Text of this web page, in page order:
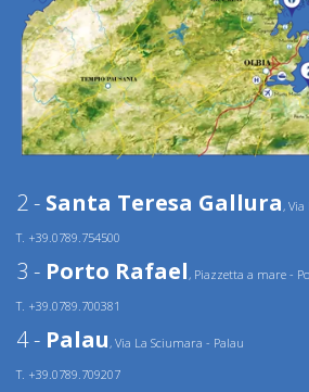
2 - Santa Teresa Gallura, Via
T. +39.0789.754500
3 - Porto Rafael, Piazzetta a mare -
T. +39.0789.700381
4 - Palau, Via La Sciumara - Palau
T. +39.0789.709207